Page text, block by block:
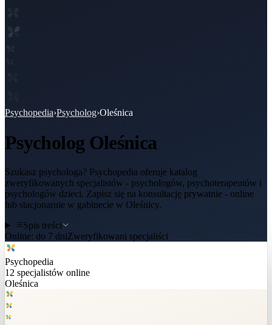
Psychopedia›Psycholog›Oleśnica
Psycholog Oleśnica
Szukasz psychologa? Psychopedia oferuje katalog
zweryfikowanych specjalistów - psychologów, psychoterapeutów i
psychologów dzieci. Zapisz się na konsultację prywatnie - online
lub stacjonarnie w gabinecie w Oleśnicy.
Spis treści
Online: do 7 dniZweryfikowani specjaliści
Psychopedia
12 specjalistów online
Oleśnica